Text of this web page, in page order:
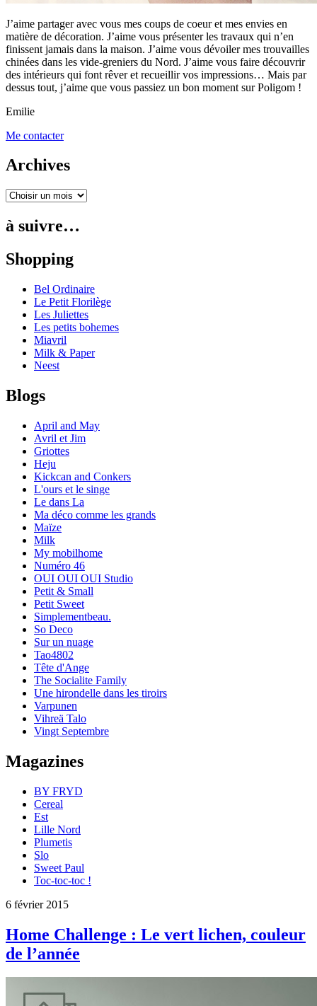
J’aime partager avec vous mes coups de coeur et mes envies en
matière de décoration. J’aime vous présenter les travaux qui n’en
finissent jamais dans la maison. J’aime vous dévoiler mes trouvailles
chinées dans les vide-greniers du Nord. J’aime vous faire découvrir
des intérieurs qui font rêver et recueillir vos impressions… Mais par
dessus tout, j’aime que vous passiez un bon moment sur Poligom !
Emilie
Me contacter
Archives
à suivre…
Shopping
Bel Ordinaire
Le Petit Florilège
Les Juliettes
Les petits bohemes
Miavril
Milk & Paper
Neest
Blogs
April and May
Avril et Jim
Griottes
Heju
Kickcan and Conkers
L'ours et le singe
Le dans La
Ma déco comme les grands
Maïze
Milk
My mobilhome
Numéro 46
OUI OUI OUI Studio
Petit & Small
Petit Sweet
Simplementbeau.
So Deco
Sur un nuage
Tao4802
Tête d'Ange
The Socialite Family
Une hirondelle dans les tiroirs
Varpunen
Vihreä Talo
Vingt Septembre
Magazines
BY FRYD
Cereal
Est
Lille Nord
Plumetis
Slo
Sweet Paul
Toc-toc-toc !
6 février 2015
Home Challenge : Le vert lichen, couleur
de l’année